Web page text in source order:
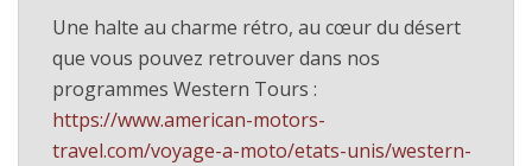
Une halte au charme rétro, au cœur du désert
que vous pouvez retrouver dans nos
programmes Western Tours :
https://www.american-motors-
travel.com/voyage-a-moto/etats-unis/western-